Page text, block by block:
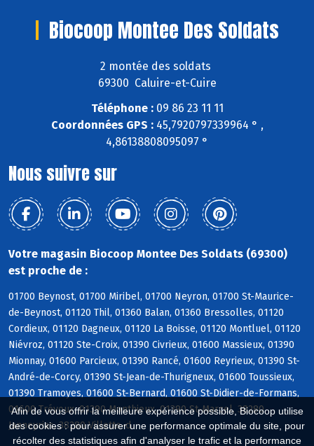
Afin de vous offrir la meilleure expérience possible, Biocoop utilise
des cookies : pour assurer une performance optimale du site, pour
récolter des statistiques afin d'analyser le trafic et la performance
Biocoop Montee Des Soldats
2 montée des soldats
69300 Caluire-et-Cuire
Téléphone :09 86 23 11 11
Coordonnées GPS :45,7920797339964 ° ,
4,86138808095097 °
Nous suivre sur
Votre magasin Biocoop Montee Des Soldats (69300)
est proche de :
01700 Beynost, 01700 Miribel, 01700 Neyron, 01700 St-Maurice-
de-Beynost, 01120 Thil, 01360 Balan, 01360 Bressolles, 01120
Cordieux, 01120 Dagneux, 01120 La Boisse, 01120 Montluel, 01120
Niévroz, 01120 Ste-Croix, 01390 Civrieux, 01600 Massieux, 01390
Mionnay, 01600 Parcieux, 01390 Rancé, 01600 Reyrieux, 01390 St-
André-de-Corcy, 01390 St-Jean-de-Thurigneux, 01600 Toussieux,
01390 Tramoyes, 01600 St-Bernard, 01600 St-Didier-de-Formans,
01600 Trévoux, 01390 Monthieux, 01390 St-Marcel, 38280
Janneyrias, 38280 Villette-d